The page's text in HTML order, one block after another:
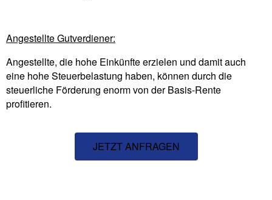
Angestellte Gutverdiener:
Angestellte, die hohe Einkünfte erzielen und damit auch
eine hohe Steuerbelastung haben, können durch die
steuerliche Förderung enorm von der Basis-Rente
profitieren.
JETZT ANFRAGEN